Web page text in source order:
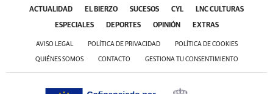
ACTUALIDAD EL BIERZO SUCESOS CYL LNC CULTURAS
ESPECIALES DEPORTES OPINIÓN EXTRAS
AVISO LEGAL POLÍTICA DE PRIVACIDAD POLÍTICA DE COOKIES
QUIÉNES SOMOS CONTACTO GESTIONA TU CONSENTIMIENTO